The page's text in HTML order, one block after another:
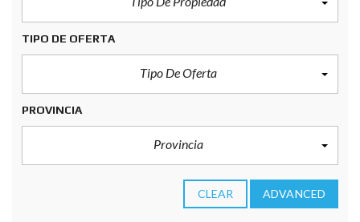
TIPO DE OFERTA
Tipo De Oferta
PROVINCIA
Provincia
CLEAR ADVANCED